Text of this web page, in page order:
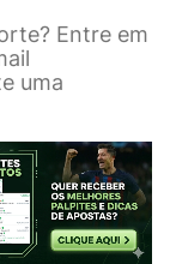
Entre em
uma